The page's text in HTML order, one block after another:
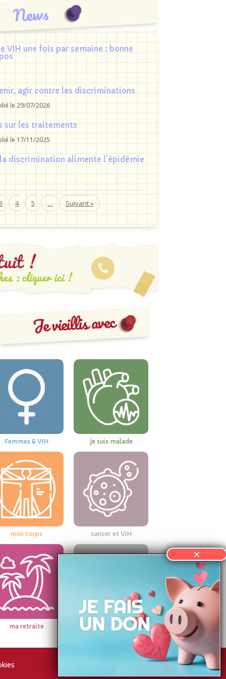
News
VIH une fois par semaine : bonne
agir contre les discriminations
le 29/07/2026
sur les traitements
le 17/11/2025
discrimination alimente l’épidémie
4 5 … »
Je vieillis avec
Femmes & VIH
mon corps
ma retraite
je suis malade
cancer et VIH
vieillir avec le VIH